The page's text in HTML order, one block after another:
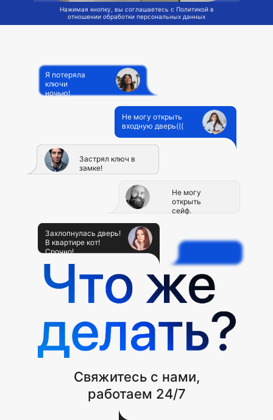
Нажимая кнопку, вы соглашаетесь с Политикой в
отношении обработки персональных данных
Свяжитесь с нами,
работаем 24/7
Захлопнулась дверь!
В квартире кот!
Срочно!
Застрял ключ в
замке!
Не могу открыть
входную дверь(((
Я потеряла
ключи
ночью!
Не могу
открыть
сейф.